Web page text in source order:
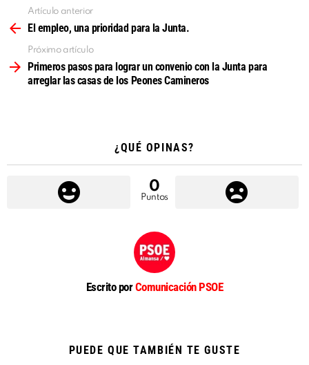
más
Artículo anterior
El empleo, una prioridad para la Junta.
Próximo artículo
Primeros pasos para lograr un convenio con la Junta para
arreglar las casas de los Peones Camineros
¿QUÉ OPINAS?
0
Puntos
Escrito porComunicación PSOE
PUEDE QUE TAMBIÉN TE GUSTE